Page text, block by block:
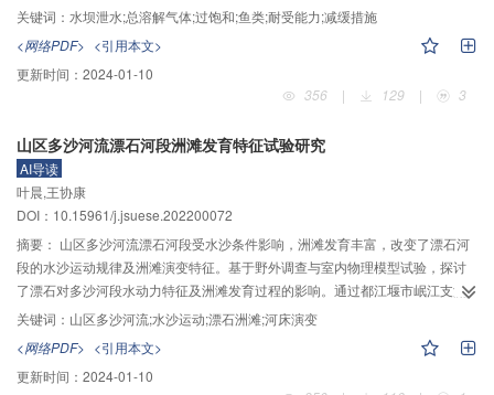
安全运行的重要生态风险。本文通过对国内外研究文献的梳理分析，结合研究
团队近年来在该领域的研究成果，从鱼类耐受性响应、过饱和TDG规律、减缓
技术以及发展动态等几个方面对水坝泄水气体过饱和对鱼类影响及减缓技术研
究开展了回顾分析。首先面向中国长江上游特有鱼类保护需求，分析了溶解气
体过饱和危害以及不同特征鱼类对溶解气体过饱和的躲避能力和耐受规律。在
律及其模拟预测方法，从工程措施、调度措施和生态功能利用措施三方面阐述
了过饱和气体减缓技术及其工程应用现状。基于中国高坝工程泄水生态安全需
求，开展了国内外发展动态分析，指出进一步深入揭示高坝泄水气体过饱和机
制、完善和发展高坝泄水过饱和气体预测方法和技术、加强和深化过饱和TDG
减缓技术的工程可行性研究、实施基于减缓过饱和TDG影响的流域梯级多目标
优化调度、推进中国关于鱼类对过饱和TDG耐受标准的建立是当前面临的关键
问题与技术挑战。本文成果旨在解决水坝泄水气体过饱和问题以及高坝运行生
态安全保障研究提供思路借鉴和科学依据。
关键词： 水坝泄水;总溶解气体;过饱和;鱼类;耐受能力;减缓措施
<网络PDF> <引用本文>
更新时间： 2024-01-10
356
| 129 | 3
山区多沙河流漂石河段洲滩发育特征试验研究
AI导读
叶晨,王协康
DOI：10.15961/j.jsuese.202200072
摘要： 山区多沙河流漂石河段受水沙条件影响，洲滩发育丰富，改变了漂石河
段的水沙运动规律及洲滩演变特征。基于野外调查与室内物理模型试验，探讨
了漂石对多沙河段水动力特征及洲滩发育过程的影响。通过都江堰市岷江支流
白沙河与龙溪河的野外调查，分析了典型漂石河段床沙组成及漂石河床形态特
征。由于山区河流暴雨洪水及挟带的泥沙及河道地形多变等因素，大量上游来
沙在漂石河段落淤，河床内洲滩大量发育。通过系列室内物理模型试验，分析
不同泥沙补给条件下漂石河床的洲滩形成过程及河床形态变化与水位响应过
关键词： 山区多沙河流;水沙运动;漂石洲滩;河床演变
<网络PDF> <引用本文>
更新时间： 2024-01-10